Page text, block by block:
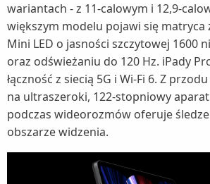
wariantach - z 11-calowym i 12,9-
większym modelu pojawi się matryca
Mini LED o jasności szczytowej 1600
oraz odświeżaniu do 120 Hz. iPady
łączność z siecią 5G i Wi-Fi 6. Z
na ultraszeroki, 122-stopniowy
podczas wideorozmów oferuje
obszarze widzenia.